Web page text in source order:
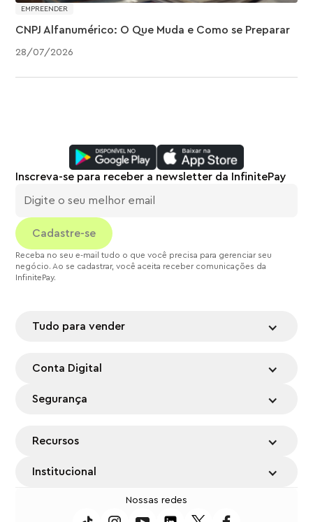
EMPREENDER
28/07/2026
CNPJ Alfanumérico: O Que Muda e Como se Preparar
Tudo para vender
Conta Digital
Segurança
Recursos
Institucional
Inscreva-se para receber a newsletter da InfinitePay
Receba no seu e-mail tudo o que você precisa para gerenciar seu
negócio. Ao se cadastrar, você aceita receber comunicações da
InfinitePay.
Nossas redes